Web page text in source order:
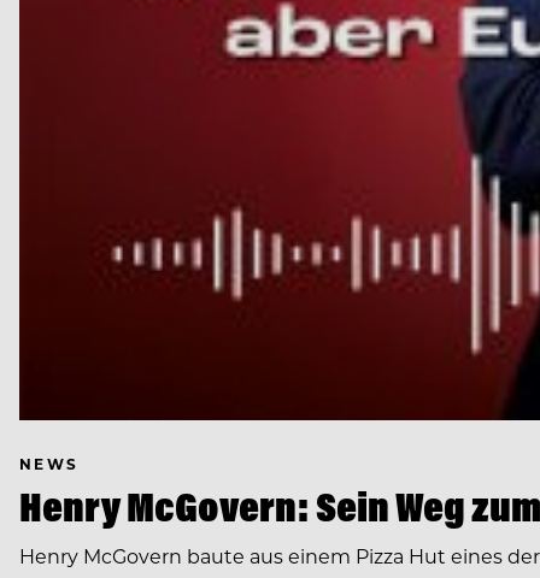
NEWS
Henry McGovern: Sein Weg
Henry McGovern baute aus einem Pizza Hut eines